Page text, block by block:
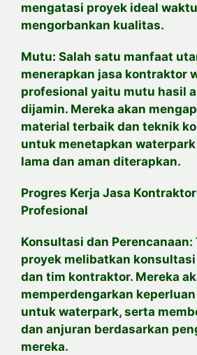
mengatasi proyek ideal
mengorbankan kualitas.
Mutu: Salah satu manfaat
menerapkan jasa kontraktor
profesional yaitu mutu hasil
dijamin. Mereka akan
material terbaik dan teknik
untuk menetapkan
lama dan aman diterapkan.
Progres Kerja Jasa
Profesional
Konsultasi dan Perencanaan:
proyek melibatkan
dan tim kontraktor. Mereka
memperdengarkan
untuk waterpark, serta
dan anjuran berdasarkan
mereka.